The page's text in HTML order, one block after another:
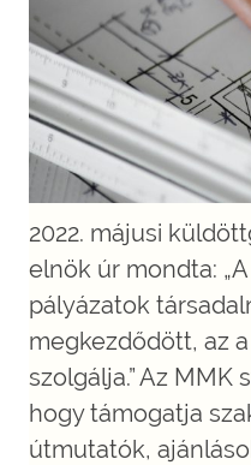
2022. májusi
elnök úr mondta:
pályázatok
megkezdődött, az
szolgálja.” Az MMK
hogy támogatja
útmutatók,